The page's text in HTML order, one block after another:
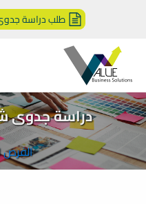
طلب دراسة
دراسة جدوى
الفرص